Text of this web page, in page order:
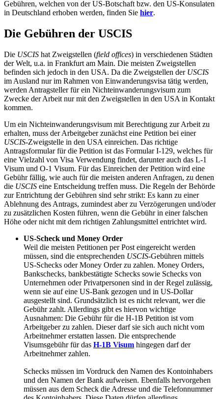
Gebühren, welchen von der US-Botschaft bzw. den US-Konsulaten
in Deutschland erhoben werden, finden Sie hier.
Die Gebühren der USCIS
Die USCIS hat Zweigstellen (field offices) in verschiedenen Städten
der Welt, u.a. in Frankfurt am Main. Die meisten Zweigstellen
befinden sich jedoch in den USA. Da die Zweigstellen der USCIS
im Ausland nur im Rahmen von Einwanderungsvisa tätig werden,
werden Antragsteller für ein Nichteinwanderungsvisum zum
Zwecke der Arbeit nur mit den Zweigstellen in den USA in Kontakt
kommen.
Um ein Nichteinwanderungsvisum mit Berechtigung zur Arbeit zu
erhalten, muss der Arbeitgeber zunächst eine Petition bei einer
USCIS-Zweigstelle in den USA einreichen. Das richtige
Antragsformular für die Petition ist das Formular I-129, welches für
eine Vielzahl von Visa Verwendung findet, darunter auch das L-1
Visum und O-1 Visum. Für das Einreichen der Petition wird eine
Gebühr fällig, wie auch für die meisten anderen Anfragen, zu denen
die USCIS eine Entscheidung treffen muss. Die Regeln der Behörde
zur Entrichtung der Gebühren sind sehr strikt: Es kann zu einer
Ablehnung des Antrags, zumindest aber zu Verzögerungen und/oder
zu zusätzlichen Kosten führen, wenn die Gebühr in einer falschen
Höhe oder nicht mit dem richtigen Zahlungsmittel entrichtet wird.
US-Scheck und Money Order
Weil die meisten Petitionen per Post eingereicht werden
müssen, sind die entsprechenden USCIS-Gebühren mittels
US-Schecks oder Money Order zu zahlen. Money Orders,
Bankschecks, bankbestätigte Schecks sowie Schecks von
Unternehmen oder Privatpersonen sind in der Regel zulässig,
wenn sie auf eine US-Bank gezogen und in US-Dollar
ausgestellt sind. Grundsätzlich ist es nicht relevant, wer die
Gebühr zahlt. Allerdings gibt es hiervon wichtige
Ausnahmen: Die Gebühr für die H-1B Petition ist vom
Arbeitgeber zu zahlen. Dieser darf sie sich auch nicht vom
Arbeitnehmer erstatten lassen. Die entsprechende
Visumsgebühr für das H-1B Visum hingegen darf der
Arbeitnehmer zahlen.
Schecks müssen im Vordruck den Namen des Kontoinhabers
und den Namen der Bank aufweisen. Ebenfalls hervorgehen
müssen aus dem Scheck die Adresse und die Telefonnummer